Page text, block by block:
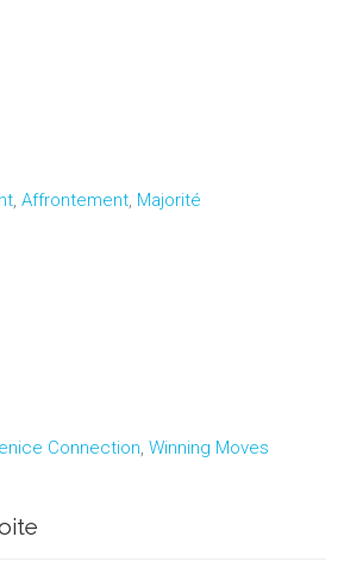
, Affrontement, Majorité
Connection, Winning Moves